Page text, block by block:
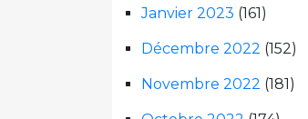
Janvier 2023 (161)
Décembre 2022 (152)
Novembre 2022 (181)